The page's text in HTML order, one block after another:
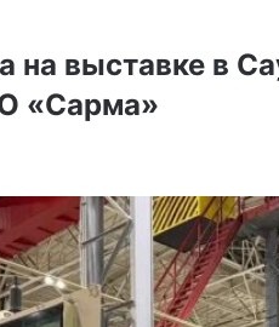
на выставке в
«Сарма»